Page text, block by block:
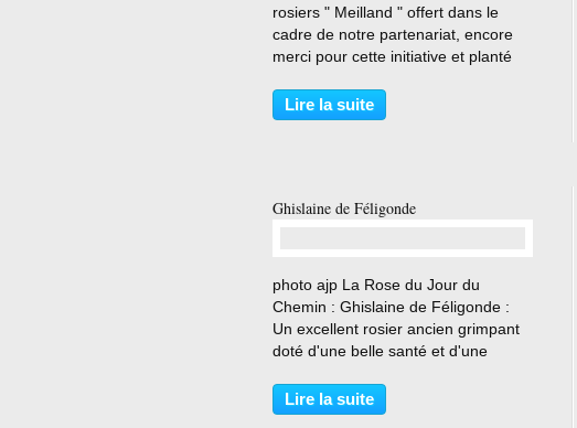
rosiers " Meilland " offert dans le
cadre de notre partenariat, encore
merci pour cette initiative et planté
nouveau à la Briandiére . Achat en
container chez Meilland en 03 2025 .
Lire la suite
Ghislaine de Féligonde
photo ajp La Rose du Jour du
Chemin : Ghislaine de Féligonde :
Un excellent rosier ancien grimpant
doté d'une belle santé et d'une
que l'on peut admirer aux roseraies
du Val de Marne, de San Giovanni
Lire la suite